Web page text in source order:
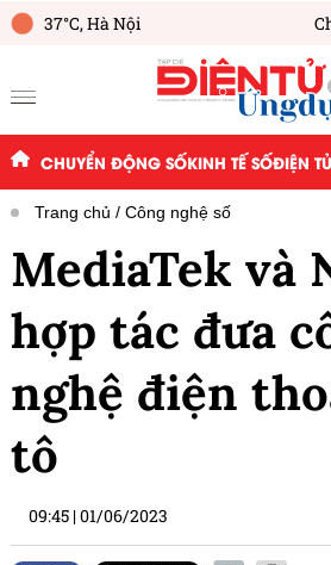
37°C,Hà Nội
CHUYỂN ĐỘNG SỐKINH TẾ SỐĐIỆN
Trang chủ Công nghệ số
MediaTek và
hợp tác đưa
nghệ điện
tô
09:45 |01/06/2023